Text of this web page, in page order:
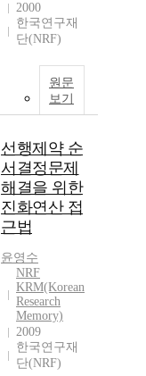
2000
한국연구재
단(NRF)
원문
보기
선행제약 순
서결정문제
해결을 위한
진화연산 접
근법
윤영수
NRF
KRM(Korean
Research
Memory)
2009
한국연구재
단(NRF)